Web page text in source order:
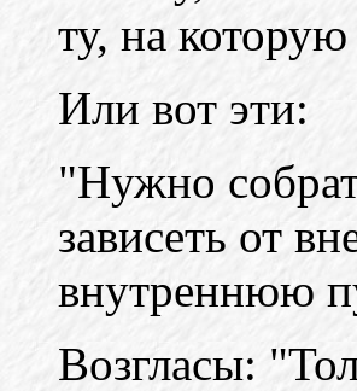
ту, на
Или вот эти:
"Нужно
зависеть от
внутреннюю
Возгласы: